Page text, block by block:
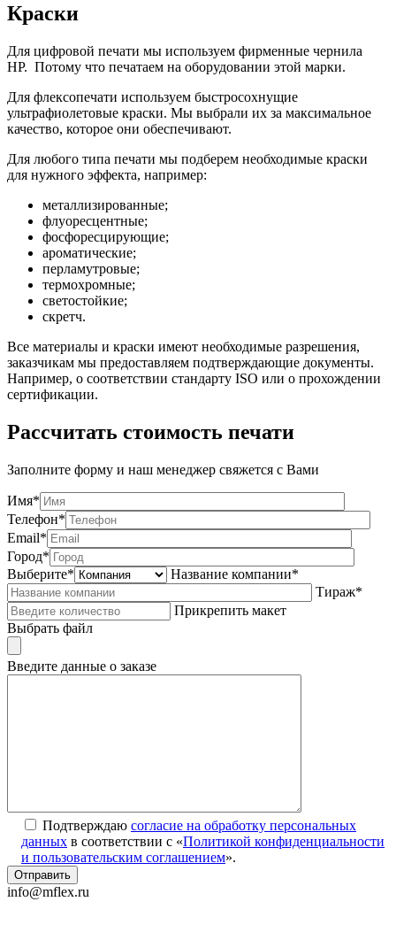
Краски
Для цифровой печати мы используем фирменные чернила
HP. Потому что печатаем на оборудовании этой марки.
Для флексопечати используем быстросохнущие
ультрафиолетовые краски. Мы выбрали их за максимальное
качество, которое они обеспечивают.
Для любого типа печати мы подберем необходимые краски
для нужного эффекта, например:
металлизированные;
флуоресцентные;
фосфоресцирующие;
ароматические;
перламутровые;
термохромные;
светостойкие;
скретч.
Все материалы и краски имеют необходимые разрешения,
заказчикам мы предоставляем подтверждающие документы.
Например, о соответствии стандарту ISO или о прохождении
сертификации.
Рассчитать стоимость печати
Заполните форму и наш менеджер свяжется с Вами
Имя*
Телефон*
Email*
Город*
Выберите*
Название компании*
Тираж*
Прикрепить макет
Выбрать файл
Введите данные о заказе
Подтверждаю согласие на обработку персональных
данных в соответствии с «Политикой конфиденциальности
и пользовательским соглашением».
info@mflex.ru